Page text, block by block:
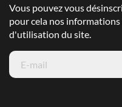
Vous pouvez vous
pour cela nos
d'utilisation du site.